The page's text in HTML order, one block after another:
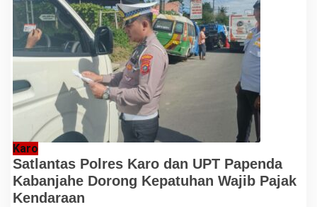
Karo
Satlantas Polres Karo dan UPT Papenda
Kabanjahe Dorong Kepatuhan Wajib Pajak
Kendaraan